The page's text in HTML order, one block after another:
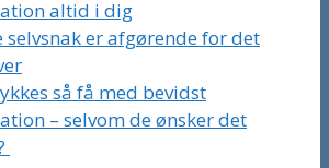
altid i dig
selvsnak er afgørende for det
så få med bevidst
– selvom de ønsker det